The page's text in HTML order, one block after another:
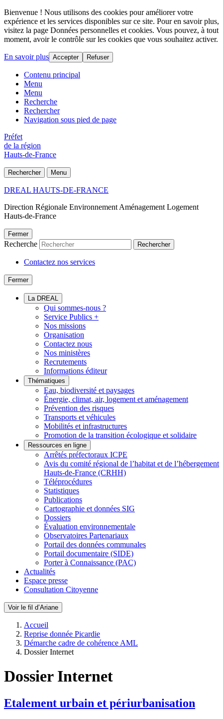
Bienvenue ! Nous utilisons des cookies pour améliorer votre
expérience et les services disponibles sur ce site. Pour en savoir plus,
visitez la page Données personnelles et cookies. Vous pouvez, à tout
moment, avoir le contrôle sur les cookies que vous souhaitez activer.
En savoir plus Accepter Refuser
Contenu principal
Menu
Menu
Recherche
Rechercher
Navigation sous pied de page
Préfet
de la région
Hauts-de-France
Rechercher Menu
DREAL HAUTS-DE-FRANCE
Direction Régionale Environnement Aménagement Logement
Hauts-de-France
Fermer
Recherche Rechercher
Contactez nos services
Fermer
La DREAL
Qui sommes-nous ?
Service Publics +
Nos missions
Organisation
Contactez nous
Nos ministères
Recrutements
Informations éditeur
Thématiques
Eau, biodiversité et paysages
Énergie, climat, air, logement et aménagement
Prévention des risques
Transports et véhicules
Mobilités et infrastructures
Promotion de la transition écologique et solidaire
Ressources en ligne
Arrêtés préfectoraux ICPE
Avis du comité régional de l’habitat et de l’hébergement
Hauts-de-France (CRHH)
Téléprocédures
Statistiques
Publications
Cartographie et données SIG
Dossiers
Évaluation environnementale
Observatoires Partenariaux
Portail des données communales
Portail documentaire (SIDE)
Porter à Connaissance (PAC)
Actualités
Espace presse
Consultation Citoyenne
Voir le fil d’Ariane
Accueil
Reprise donnée Picardie
Démarche cadre de cohérence AML
Dossier Internet
Dossier Internet
Etalement urbain et périurbanisation